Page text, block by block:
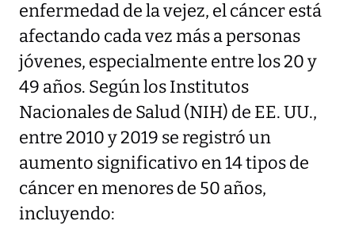
enfermedad de la vejez, el cáncer está
afectando cada vez más a personas
jóvenes, especialmente entre los 20 y
49 años. Según los Institutos
Nacionales de Salud (NIH) de EE. UU.,
entre 2010 y 2019 se registró un
aumento significativo en 14 tipos de
cáncer en menores de 50 años,
incluyendo: